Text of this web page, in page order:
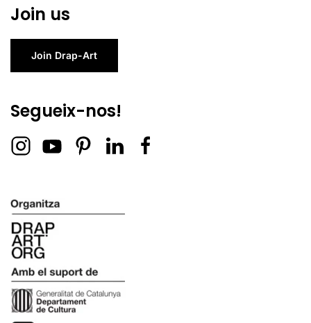
Join us
Join Drap-Art
Segueix-nos!